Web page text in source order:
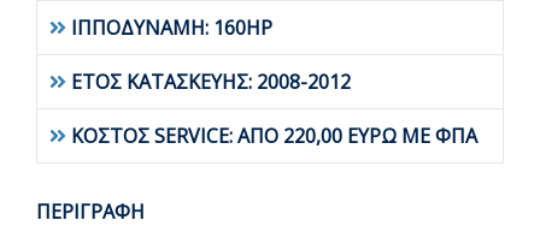
ΙΠΠΟΔΥΝΑΜΗ: 160HP
ΕΤΟΣ ΚΑΤΑΣΚΕΥΗΣ: 2008-2012
ΚΟΣΤΟΣ SERVICE: ΑΠΟ 220,00 ΕΥΡΩ ΜΕ ΦΠΑ
ΠΕΡΙΓΡΑΦΗ